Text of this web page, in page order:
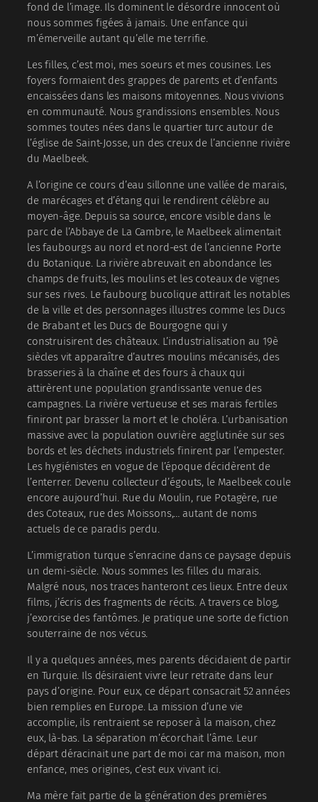
fond de l’image. Ils dominent le désordre innocent où
nous sommes figées à jamais. Une enfance qui
m’émerveille autant qu’elle me terrifie.
Les filles, c’est moi, mes soeurs et mes cousines. Les
foyers formaient des grappes de parents et d’enfants
encaissées dans les maisons mitoyennes. Nous vivions
en communauté. Nous grandissions ensembles. Nous
sommes toutes nées dans le quartier turc autour de
l’église de Saint-Josse, un des creux de l’ancienne rivière
du Maelbeek.
A l’origine ce cours d’eau sillonne une vallée de marais,
de marécages et d’étang qui le rendirent célèbre au
moyen-âge. Depuis sa source, encore visible dans le
parc de l’Abbaye de La Cambre, le Maelbeek alimentait
les faubourgs au nord et nord-est de l’ancienne Porte
du Botanique. La rivière abreuvait en abondance les
champs de fruits, les moulins et les coteaux de vignes
sur ses rives. Le faubourg bucolique attirait les notables
de la ville et des personnages illustres comme les Ducs
de Brabant et les Ducs de Bourgogne qui y
construisirent des châteaux. L’industrialisation au 19è
siècles vit apparaître d’autres moulins mécanisés, des
brasseries à la chaîne et des fours à chaux qui
attirèrent une population grandissante venue des
campagnes. La rivière vertueuse et ses marais fertiles
finiront par brasser la mort et le choléra. L’urbanisation
massive avec la population ouvrière agglutinée sur ses
bords et les déchets industriels finirent par l’empester.
Les hygiénistes en vogue de l’époque décidèrent de
l’enterrer. Devenu collecteur d’égouts, le Maelbeek coule
encore aujourd’hui. Rue du Moulin, rue Potagère, rue
des Coteaux, rue des Moissons,… autant de noms
actuels de ce paradis perdu.
L’immigration turque s’enracine dans ce paysage depuis
un demi-siècle. Nous sommes les filles du marais.
Malgré nous, nos traces hanteront ces lieux. Entre deux
films, j’écris des fragments de récits. A travers ce blog,
j’exorcise des fantômes. Je pratique une sorte de fiction
souterraine de nos vécus.
Il y a quelques années, mes parents décidaient de partir
en Turquie. Ils désiraient vivre leur retraite dans leur
pays d’origine. Pour eux, ce départ consacrait 52 années
bien remplies en Europe. La mission d’une vie
accomplie, ils rentraient se reposer à la maison, chez
eux, là-bas. La séparation m’écorchait l’âme. Leur
départ déracinait une part de moi car ma maison, mon
enfance, mes origines, c’est eux vivant ici.
Ma mère fait partie de la génération des premières